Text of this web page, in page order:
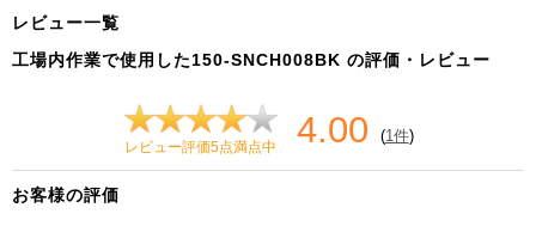
レビュー一覧
工場内作業で使用した150-SNCH008BK の評価・レビュー
レビュー評価5点満点中 4.00 (1件)
お客様の評価